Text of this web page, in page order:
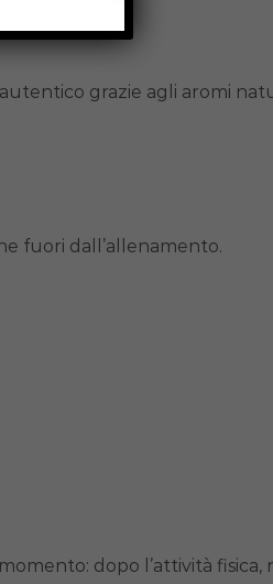
grazie agli aromi
fuori dall’allenamento.
dopo l’attività